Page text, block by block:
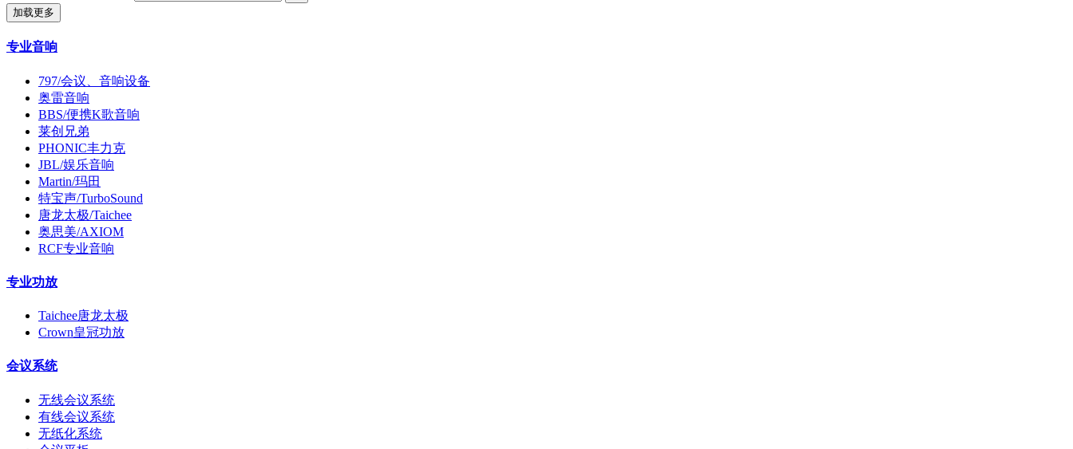
加载更多
专业音响
797/会议、音响设备
奥雷音响
BBS/便携K歌音响
莱创兄弟
PHONIC丰力克
JBL/娱乐音响
Martin/玛田
特宝声/TurboSound
唐龙太极/Taichee
奥思美/AXIOM
RCF专业音响
专业功放
Taichee唐龙太极
Crown皇冠功放
会议系统
无线会议系统
有线会议系统
无纸化系统